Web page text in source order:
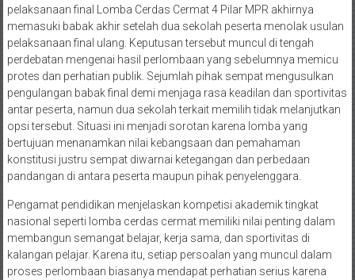
pelaksanaan final Lomba Cerdas Cermat 4 Pilar MPR akhirnya
memasuki babak akhir setelah dua sekolah peserta menolak usulan
pelaksanaan final ulang. Keputusan tersebut muncul di tengah
perdebatan mengenai hasil perlombaan yang sebelumnya memicu
protes dan perhatian publik. Sejumlah pihak sempat mengusulkan
pengulangan babak final demi menjaga rasa keadilan dan sportivitas
antar peserta, namun dua sekolah terkait memilih tidak melanjutkan
opsi tersebut. Situasi ini menjadi sorotan karena lomba yang
bertujuan menanamkan nilai kebangsaan dan pemahaman
konstitusi justru sempat diwarnai ketegangan dan perbedaan
pandangan di antara peserta maupun pihak penyelenggara.
Pengamat pendidikan menjelaskan kompetisi akademik tingkat
nasional seperti lomba cerdas cermat memiliki nilai penting dalam
membangun semangat belajar, kerja sama, dan sportivitas di
kalangan pelajar. Karena itu, setiap persoalan yang muncul dalam
proses perlombaan biasanya mendapat perhatian serius karena